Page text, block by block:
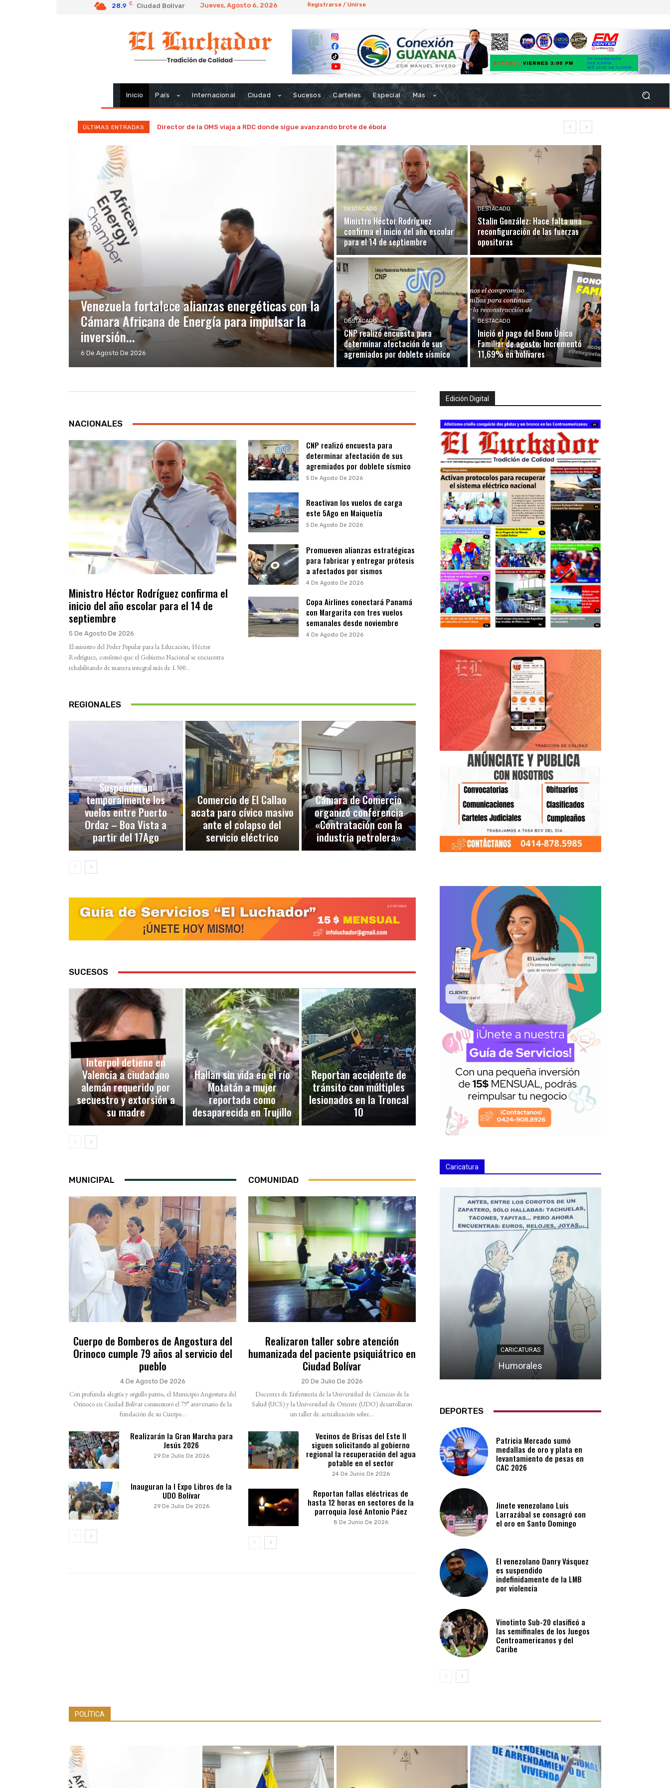
28.9 C Ciudad Bolivar Jueves, Agosto 6, 2026 Registrarse / Unirse
Inicio País Internacional Ciudad Sucesos Carteles Especial Más
ÚLTIMAS ENTRADAS Director de la OMS viaja a RDC donde sigue avanzando brote de ébola
Venezuela fortalece alianzas energéticas con la
Cámara Africana de Energía para impulsar la
inversión...
6 De Agosto De 2026
DESTACADO
Ministro Héctor Rodríguez
confirma el inicio del año escolar
para el 14 de septiembre
DESTACADO
Stalin González: Hace falta una
reconfiguración de las fuerzas
opositoras
DESTACADO
CNP realizó encuesta para
determinar afectación de sus
agremiados por doblete sísmico
DESTACADO
Inició el pago del Bono Único
Familiar de agosto: Incrementó
11,69% en bolívares
NACIONALES
Ministro Héctor Rodríguez confirma el
inicio del año escolar para el 14 de
septiembre
5 De Agosto De 2026
El ministro del Poder Popular para la Educación, Héctor
Rodríguez, confirmó que el Gobierno Nacional se encuentra
rehabilitando de manera integral más de 1.500...
CNP realizó encuesta para
determinar afectación de sus
agremiados por doblete sísmico
5 De Agosto De 2026
Reactivan los vuelos de carga
este 5Ago en Maiquetía
5 De Agosto De 2026
Promueven alianzas estratégicas
para fabricar y entregar prótesis
a afectados por sismos
4 De Agosto De 2026
Copa Airlines conectará Panamá
con Margarita con tres vuelos
semanales desde noviembre
4 De Agosto De 2026
REGIONALES
Suspenderán
temporalmente los
vuelos entre Puerto
Ordaz – Boa Vista a
partir del 17Ago
Comercio de El Callao
acata paro cívico masivo
ante el colapso del
servicio eléctrico
Cámara de Comercio
organizó conferencia
«Contratación con la
industria petrolera»
SUCESOS
Interpol detiene en
Valencia a ciudadano
alemán requerido por
secuestro y extorsión a
su madre
Hallan sin vida en el río
Motatán a mujer
reportada como
desaparecida en Trujillo
Reportan accidente de
tránsito con múltiples
lesionados en la Troncal
10
MUNICIPAL
Cuerpo de Bomberos de Angostura del
Orinoco cumple 79 años al servicio del
pueblo
4 De Agosto De 2026
Con profunda alegría y orgullo patrio, el Municipio Angostura del
Orinoco en Ciudad Bolívar conmemoró el 79° aniversario de la
fundación de su Cuerpo...
Realizarán la Gran Marcha para
Jesús 2026
29 De Julio De 2026
Inauguran la I Expo Libros de la
UDO Bolívar
29 De Julio De 2026
COMUNIDAD
Realizaron taller sobre atención
humanizada del paciente psiquiátrico en
Ciudad Bolívar
20 De Julio De 2026
Docentes de Enfermería de la Universidad de Ciencias de la
Salud (UCS) y la Universidad de Oriente (UDO) desarrollaron
un taller de actualización sobre...
Vecinos de Brisas del Este II
siguen solicitando al gobierno
regional la recuperación del agua
potable en el sector
24 De Junio De 2026
Reportan fallas eléctricas de
hasta 12 horas en sectores de la
parroquia José Antonio Páez
8 De Junio De 2026
Edición Digital
Caricatura
CARICATURAS
Humorales
DEPORTES
Patricia Mercado sumó
medallas de oro y plata en
levantamiento de pesas en
CAC 2026
Jinete venezolano Luis
Larrazábal se consagró con
el oro en Santo Domingo
El venezolano Danry Vásquez
es suspendido
indefinidamente de la LMB
por violencia
Vinotinto Sub-20 clasificó a
las semifinales de los Juegos
Centroamericanos y del
Caribe
POLÍTICA